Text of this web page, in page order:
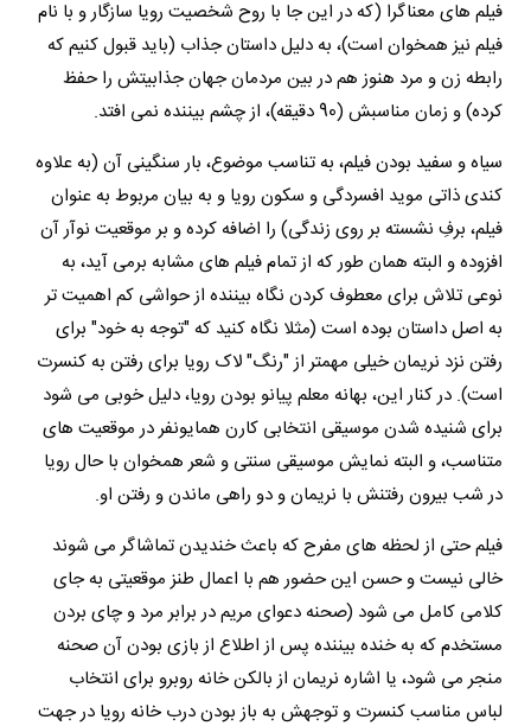
فیلم های معناگرا (که در این جا با روح شخصیت رویا سازگار و با نام
فیلم نیز همخوان است)، به دلیل داستان جذاب (باید قبول کنیم که
رابطه زن و مرد هنوز هم در بین مردمان جهان جذابیتش را حفظ
کرده) و زمان مناسبش (90 دقیقه)، از چشم بیننده نمی افتد.
سیاه و سفید بودن فیلم، به تناسب موضوع، بار سنگینی آن (به علاوه
کندی ذاتی موید افسردگی و سکون رویا و به بیان مربوط به عنوان
فیلم، برفِ نشسته بر روی زندگی) را اضافه کرده و بر موقعیت نوآر آن
افزوده و البته همان طور که از تمام فیلم های مشابه برمی آید، به
نوعی تلاش برای معطوف کردن نگاه بیننده از حواشی کم اهمیت تر
به اصل داستان بوده است (مثلا نگاه کنید که "توجه به خود" برای
رفتن نزد نریمان خیلی مهمتر از "رنگ" لاک رویا برای رفتن به کنسرت
است). در کنار این، بهانه معلم پیانو بودن رویا، دلیل خوبی می شود
برای شنیده شدن موسیقی انتخابی کارن همایونفر در موقعیت های
متناسب، و البته نمایش موسیقی سنتی و شعر همخوان با حال رویا
در شب بیرون رفتنش با نریمان و دو راهی ماندن و رفتن او.
فیلم حتی از لحظه های مفرح که باعث خندیدن تماشاگر می شوند
خالی نیست و حسن این حضور هم با اعمال طنز موقعیتی به جای
کلامی کامل می شود (صحنه دعوای مریم در برابر مرد و چای بردن
مستخدم که به خنده بیننده پس از اطلاع از بازی بودن آن صحنه
منجر می شود، یا اشاره نریمان از بالکن خانه روبرو برای انتخاب
لباس مناسب کنسرت و توجهش به باز بودن درب خانه رویا در جهت